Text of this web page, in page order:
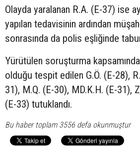
Olayda yaralanan R.A. (E-37) ise
yapılan tedavisinin ardından
sonrasında da polis eşliğinde
Yürütülen soruşturma
olduğu tespit edilen G.Ö. (E-28),
31), M.Q. (E-30), MD.K.H. (E-31),
(E-33) tutuklandı.
Bu haber toplam 3556 defa okunmuştur